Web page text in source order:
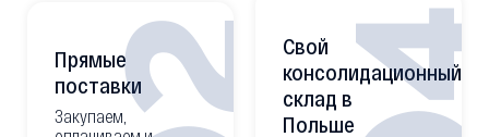
Прямые
поставки
Закупаем,
Свой
консолидационный
склад в
Польше